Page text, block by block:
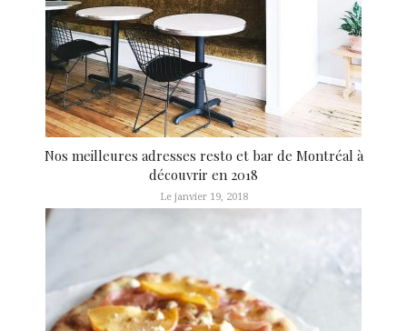
Nos meilleures adresses resto et bar de Montréal à
découvrir en 2018
Le janvier 19, 2018